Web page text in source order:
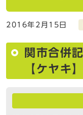
2016年2月15日
関市合併
【ケヤキ】